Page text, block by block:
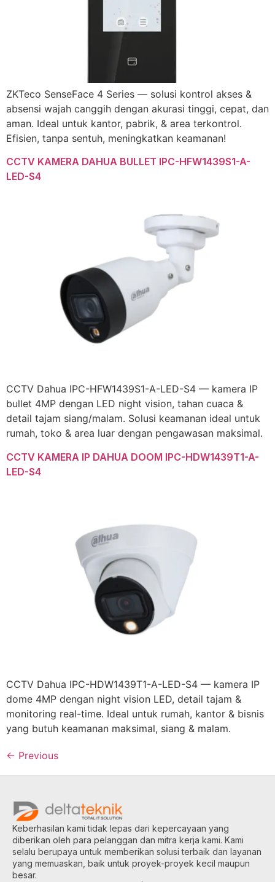
ZKTeco SenseFace 4 Series — solusi kontrol akses &
absensi wajah canggih dengan akurasi tinggi, cepat, dan
aman. Ideal untuk kantor, pabrik, & area terkontrol.
Efisien, tanpa sentuh, meningkatkan keamanan!
CCTV KAMERA DAHUA BULLET IPC-HFW1439S1-A-
LED-S4
CCTV Dahua IPC-HFW1439S1-A-LED-S4 — kamera IP
bullet 4MP dengan LED night vision, tahan cuaca &
detail tajam siang/malam. Solusi keamanan ideal untuk
rumah, toko & area luar dengan pengawasan maksimal.
CCTV KAMERA IP DAHUA DOOM IPC-HDW1439T1-A-
LED-S4
CCTV Dahua IPC-HDW1439T1-A-LED-S4 — kamera IP
dome 4MP dengan night vision LED, detail tajam &
monitoring real-time. Ideal untuk rumah, kantor & bisnis
yang butuh keamanan maksimal, siang & malam.
← Previous
Keberhasilan kami tidak lepas dari kepercayaan yang
diberikan oleh para pelanggan dan mitra kerja kami. Kami
selalu berupaya untuk memberikan solusi terbaik dan layanan
yang memuaskan, baik untuk proyek-proyek kecil maupun
besar.